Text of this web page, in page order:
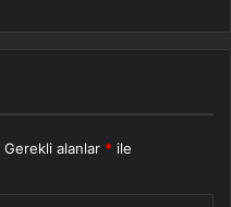
Gerekli alanlar * ile